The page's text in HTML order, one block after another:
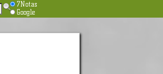
7Notas
Google